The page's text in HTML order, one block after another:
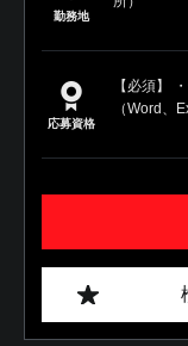
勤務地
応募資格
【必須】
（Word、